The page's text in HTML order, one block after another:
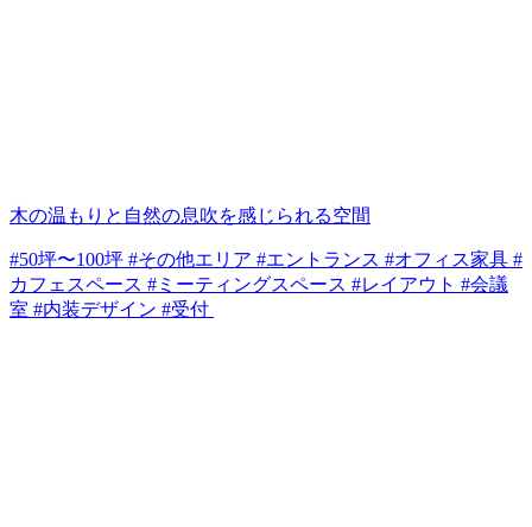
木の温もりと自然の息吹を感じられる空間
#50坪〜100坪 #その他エリア #エントランス #オフィス家具 #
カフェスペース #ミーティングスペース #レイアウト #会議
室 #内装デザイン #受付